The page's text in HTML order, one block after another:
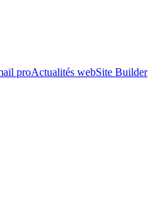
proActualités webSite Builder